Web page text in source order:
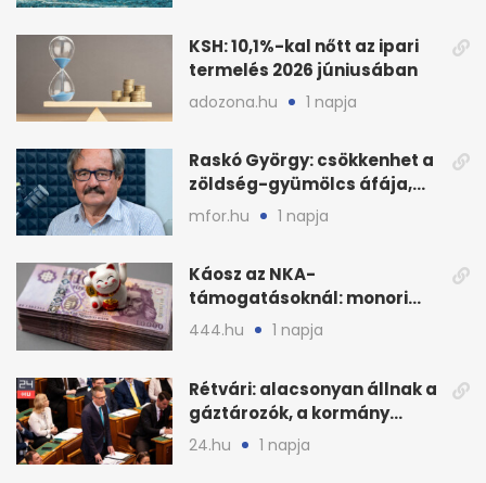
KSH: 10,1%-kal nőtt az ipari
termelés 2026 júniusában
adozona.hu 1 napja
Raskó György: csökkenhet a
zöldség-gyümölcs áfája,
bajban a kukorica
mfor.hu 1 napja
Káosz az NKA-
támogatásoknál: monori
civilek elszámolásai és
444.hu 1 napja
Rétvári: alacsonyan állnak a
gáztározók, a kormány
válságról válságra jut
24.hu 1 napja